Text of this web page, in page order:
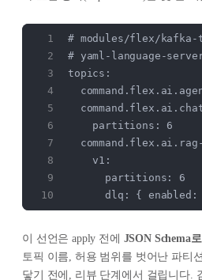
# modules/flex/
# yaml-language-
topics:
    partitions: 6
    v1:
      partitions: 6
dlq: {
이 선언은 apply 전에 JSON Schema
토픽 이름, 허용 범위를 벗어난 파티
닿기 전에, 리뷰 단계에서 걸립니다.